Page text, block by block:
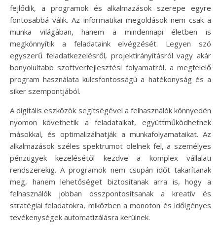
fejlődik, a programok és alkalmazások szerepe egyre
fontosabbá válik. Az informatikai megoldások nem csak a
munka világában, hanem a mindennapi életben is
megkönnyítik a feladataink elvégzését. Legyen szó
egyszerű feladatkezelésről, projektirányításról vagy akár
bonyolultabb szoftverfejlesztési folyamatról, a megfelelő
program használata kulcsfontosságú a hatékonyság és a
siker szempontjából.
A digitális eszközök segítségével a felhasználók könnyedén
nyomon követhetik a feladataikat, együttműködhetnek
másokkal, és optimalizálhatják a munkafolyamataikat. Az
alkalmazások széles spektrumot ölelnek fel, a személyes
pénzügyek kezelésétől kezdve a komplex vállalati
rendszerekig. A programok nem csupán időt takarítanak
meg, hanem lehetőséget biztosítanak arra is, hogy a
felhasználók jobban összpontosítsanak a kreatív és
stratégiai feladatokra, miközben a monoton és időigényes
tevékenységek automatizálásra kerülnek.